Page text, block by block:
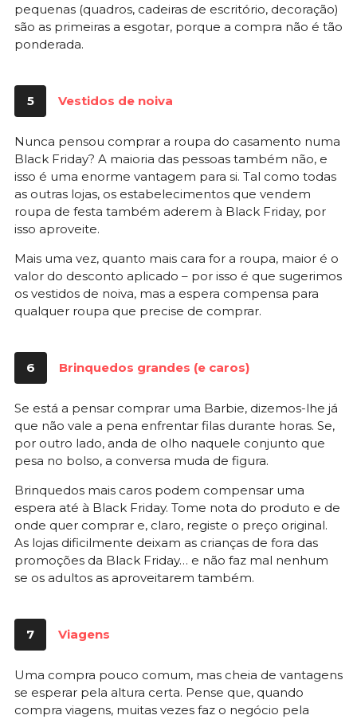
pequenas (quadros, cadeiras de escritório, decoração)
são as primeiras a esgotar, porque a compra não é tão
ponderada.
5 Vestidos de noiva
Nunca pensou comprar a roupa do casamento numa
Black Friday? A maioria das pessoas também não, e
isso é uma enorme vantagem para si. Tal como todas
as outras lojas, os estabelecimentos que vendem
roupa de festa também aderem à Black Friday, por
isso aproveite.
Mais uma vez, quanto mais cara for a roupa, maior é o
valor do desconto aplicado – por isso é que sugerimos
os vestidos de noiva, mas a espera compensa para
qualquer roupa que precise de comprar.
6 Brinquedos grandes (e caros)
Se está a pensar comprar uma Barbie, dizemos-lhe já
que não vale a pena enfrentar filas durante horas. Se,
por outro lado, anda de olho naquele conjunto que
pesa no bolso, a conversa muda de figura.
Brinquedos mais caros podem compensar uma
espera até à Black Friday. Tome nota do produto e de
onde quer comprar e, claro, registe o preço original.
As lojas dificilmente deixam as crianças de fora das
promoções da Black Friday… e não faz mal nenhum
se os adultos as aproveitarem também.
7 Viagens
Uma compra pouco comum, mas cheia de vantagens
se esperar pela altura certa. Pense que, quando
compra viagens, muitas vezes faz o negócio pela